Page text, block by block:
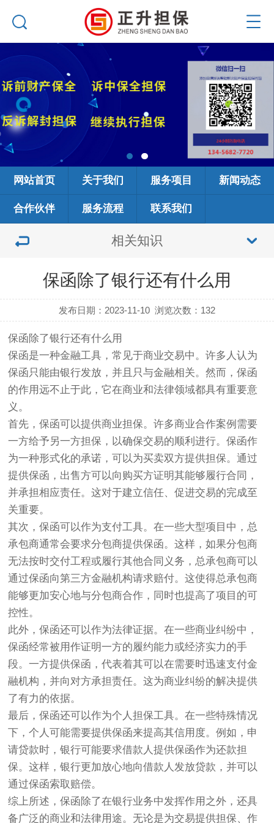
网站首页 关于我们 服务项目 新闻动态
合作伙伴 服务流程 联系我们
相关知识
保函除了银行还有什么用
发布日期：2023-11-10 浏览次数： 132
保函除了银行还有什么用
保函是一种金融工具，常见于商业交易中。许多人认为
保函只能由银行发放，并且只与金融相关。然而，保函
的作用远不止于此，它在商业和法律领域都具有重要意
义。
首先，保函可以提供商业担保。许多商业合作案例需要
一方给予另一方担保，以确保交易的顺利进行。保函作
为一种形式化的承诺，可以为买卖双方提供担保。通过
提供保函，出售方可以向购买方证明其能够履行合同，
并承担相应责任。这对于建立信任、促进交易的完成至
关重要。
其次，保函可以作为支付工具。在一些大型项目中，总
承包商通常会要求分包商提供保函。这样，如果分包商
无法按时交付工程或履行其他合同义务，总承包商可以
通过保函向第三方金融机构请求赔付。这使得总承包商
能够更加安心地与分包商合作，同时也提高了项目的可
控性。
此外，保函还可以作为法律证据。在一些商业纠纷中，
保函经常被用作证明一方的履约能力或经济实力的手
段。一方提供保函，代表着其可以在需要时迅速支付金
融机构，并向对方承担责任。这为商业纠纷的解决提供
了有力的依据。
最后，保函还可以作为个人担保工具。在一些特殊情况
下，个人可能需要提供保函来提高其信用度。例如，申
请贷款时，银行可能要求借款人提供保函作为还款担
保。这样，银行更加放心地向借款人发放贷款，并可以
通过保函索取赔偿。
综上所述，保函除了在银行业务中发挥作用之外，还具
备广泛的商业和法律用途。无论是为交易提供担保、作